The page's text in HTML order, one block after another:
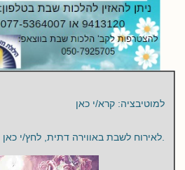
למוטיבציה: קרא/י כאן
.לאירוח לשבת באווירה דתית, לחץ/י כאן